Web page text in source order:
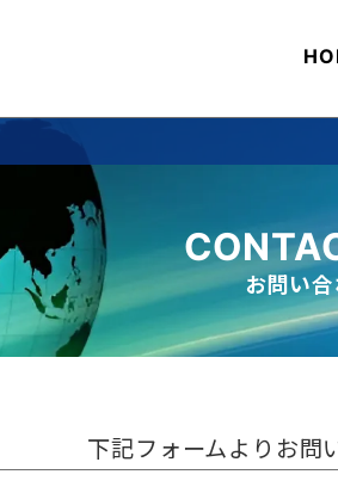
お問い
下記フォームよりお問